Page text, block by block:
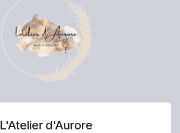
L'Atelier d'Aurore